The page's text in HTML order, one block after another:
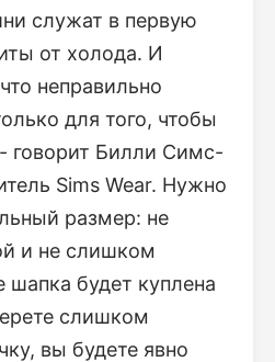
служат в первую
от холода. И
неправильно
для того, чтобы
говорит Билли Симс-
Sims Wear. Нужно
размер: не
и не слишком
шапка будет куплена
слишком
вы будете явно